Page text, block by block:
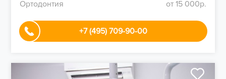
Ортодонтия
от 15 000р.
+7 (495) 709-90-00